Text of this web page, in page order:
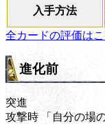
入手方法
全カードの評価は
進化前
突進
攻撃時 「自分の場